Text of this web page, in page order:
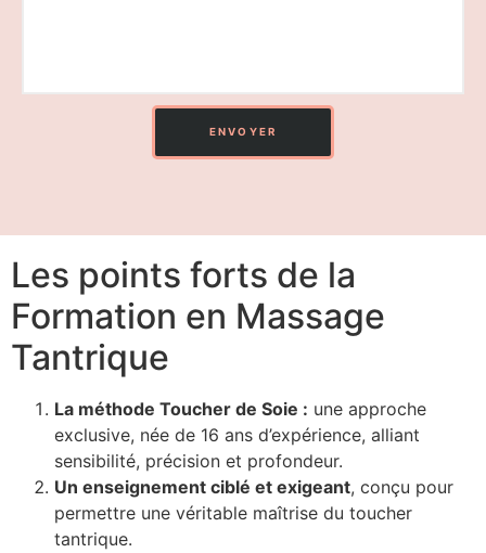
ENVOYER
Les points forts de la
Formation en Massage
Tantrique
La méthode Toucher de Soie : une approche
exclusive, née de 16 ans d’expérience, alliant
sensibilité, précision et profondeur.
Un enseignement ciblé et exigeant, conçu pour
permettre une véritable maîtrise du toucher
tantrique.